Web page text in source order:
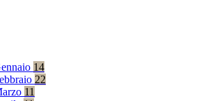
14
22
11